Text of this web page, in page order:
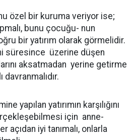
özel bir kuruma veriyor ise;
bunu çocuğu- nun
bir yatırım olarak görmelidir.
süresince üzerine düşen
aksatmadan yerine getirme
davranmalıdır.
yapılan yatırımın karşılığını
için anne-
açıdan iyi tanımalı, onlarla